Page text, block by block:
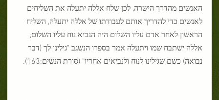
האנשים מהדרך הישרה, לכן שלח אללה יתעלה את השליחים
לאנשים כדי להדריך אותם לעבודתו של אללה יתעלה, השליח
הראשון לאחר אדם עליו השלום היה הנביא נוח עליו השלום,
אללה ישתבח שמו ויתעלה אמר בספרו הנשגב "גילינו לך (דבר
נבואה) כשם שגילינו לנוח ולנביאים אחריו" (סורת הנשים:163).